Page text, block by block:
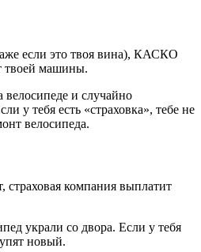
если это твоя вина), КАСКО
твоей машины.
велосипеде и случайно
у тебя есть «страховка», тебе не
велосипеда.
компания выплатит
украли со двора. Если у тебя
новый.